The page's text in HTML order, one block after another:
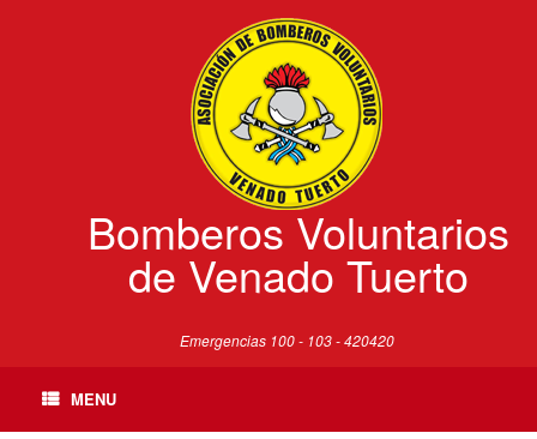
Bomberos Voluntarios
de Venado Tuerto
Emergencias 100 - 103 - 420420
MENU